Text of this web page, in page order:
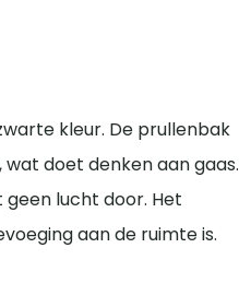
kleur. De prullenbak
doet denken aan gaas.
lucht door. Het
aan de ruimte is.